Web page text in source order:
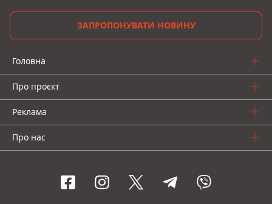
ЗАПРОПОНУВАТИ НОВИНУ
Головна
Про проєкт
Реклама
Про нас